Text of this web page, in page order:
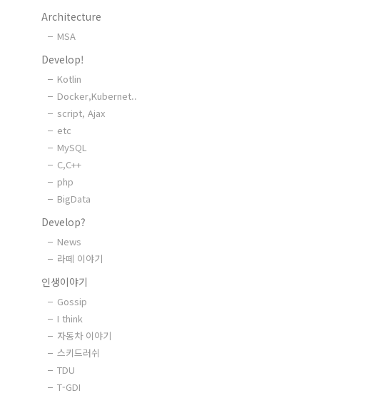
Architecture
MSA
Develop!
Kotlin
Docker,Kubernet..
script, Ajax
etc
MySQL
C,C++
php
BigData
Develop?
News
라떼 이야기
인생이야기
Gossip
I think
자동차 이야기
스키드러쉬
TDU
T-GDI